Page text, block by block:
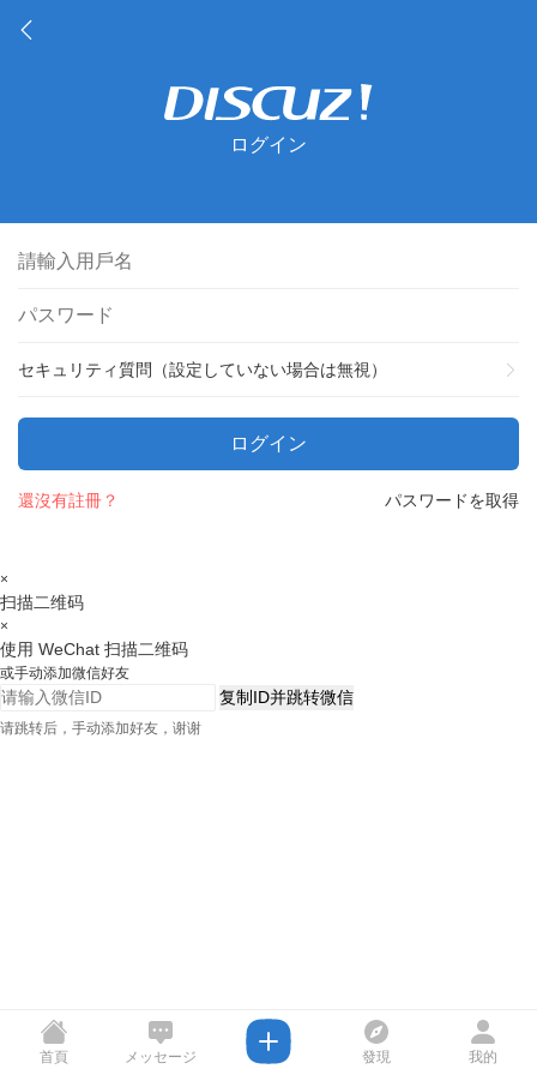
ログイン
セキュリティ質問（設定していない場合は無視）
ログイン
パスワードを取得
還沒有註冊？
×
扫描二维码
×
使用 WeChat 扫描二维码
或手动添加微信好友
复制ID并跳转微信
请跳转后，手动添加好友，谢谢
首頁 メッセージ 發現 我的